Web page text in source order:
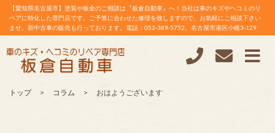
【愛知県名古屋市】塗装や板金のご相談は『板倉自動車』へ！当社は車のキズやヘコミのリ
ペアに特化した専門店です。ご予算に合わせた修理を致しますので、お気軽にご相談下さい
ませ。新中古車の販売も行っております。電話：052-389-5752。名古屋市港区小碓3-129
トップ コラム おはようございます